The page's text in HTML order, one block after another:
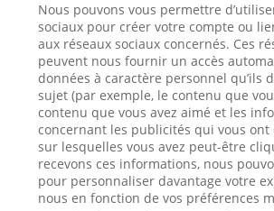
Nous pouvons vous permettre
sociaux pour créer votre compte ou
aux réseaux sociaux concernés. Ces
peuvent nous fournir un accès
données à caractère personnel qu’ils
sujet (par exemple, le contenu que
contenu que vous avez aimé et les
concernant les publicités qui vous ont
sur lesquelles vous avez peut-être
recevons ces informations, nous
pour personnaliser davantage votre
nous en fonction de vos préférences